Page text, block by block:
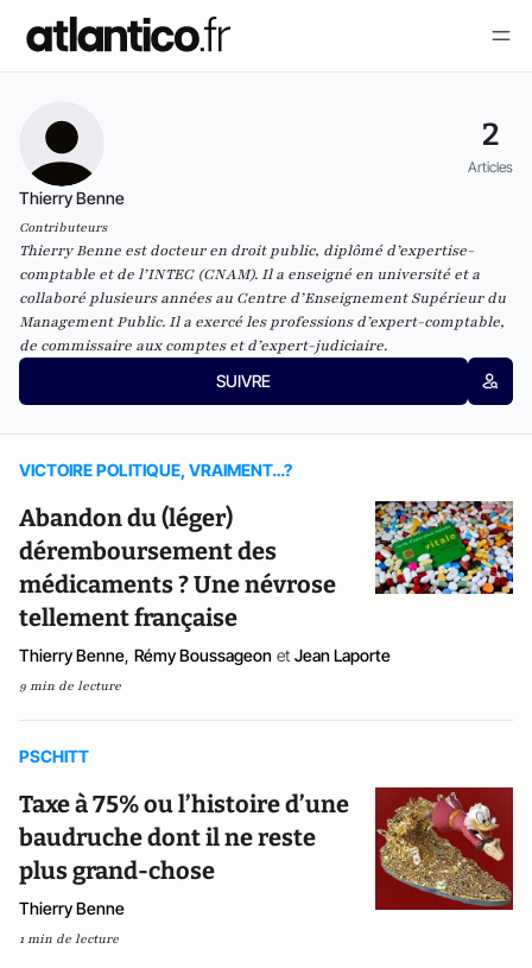
2
Articles
Thierry Benne
Contributeurs
Thierry Benne est docteur en droit public, diplômé d’expertise-
comptable et de l’INTEC (CNAM). Il a enseigné en université et a
collaboré plusieurs années au Centre d’Enseignement Supérieur du
Management Public. Il a exercé les professions d’expert-comptable,
de commissaire aux comptes et d’expert-judiciaire.
SUIVRE
VICTOIRE POLITIQUE, VRAIMENT…?
Abandon du (léger)
déremboursement des
médicaments ? Une névrose
tellement française
Thierry Benne, Rémy Boussageon et Jean Laporte
9 min de lecture
PSCHITT
Taxe à 75% ou l’histoire d’une
baudruche dont il ne reste
plus grand-chose
Thierry Benne
1 min de lecture